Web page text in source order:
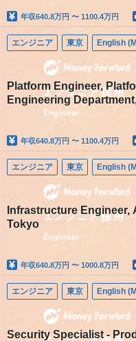
年収640.8万円 〜 1100.4万円
エンジニア 東京
Platform Engineer,
Engineering
年収640.8万円 〜 1100.4万円
エンジニア 東京
Infrastructure
Tokyo
年収640.8万円 〜 1000.8万円
エンジニア 東京
Security Specialist -